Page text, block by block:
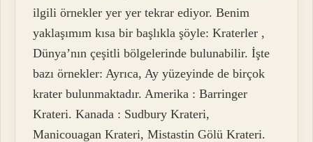
ilgili örnekler yer yer tekrar ediyor. Benim
yaklaşımım kısa bir başlıkla şöyle: Kraterler ,
Dünya’nın çeşitli bölgelerinde bulunabilir. İşte
bazı örnekler: Ayrıca, Ay yüzeyinde de birçok
krater bulunmaktadır. Amerika : Barringer
Krateri. Kanada : Sudbury Krateri,
Manicouagan Krateri, Mistastin Gölü Krateri.